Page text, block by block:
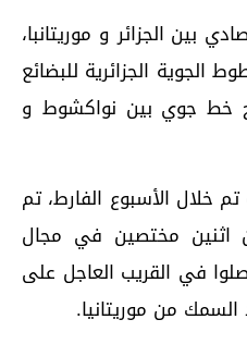
بين الجزائر و موريتانبا،
الجوية الجزائرية للبضائع
خط جوي بين نواكشوط و
خلال الأسبوع الفارط، تم
اثنين مختصين في مجال
في القريب العاجل على
من موريتانيا.